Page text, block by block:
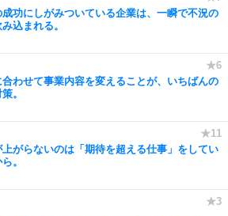
成功にしがみついている企業は、一瞬で不況の
込まれる。
合わせて事業内容を変えることが、いちばんの
。
上がらないのは「期待を超える仕事」をしてい
。